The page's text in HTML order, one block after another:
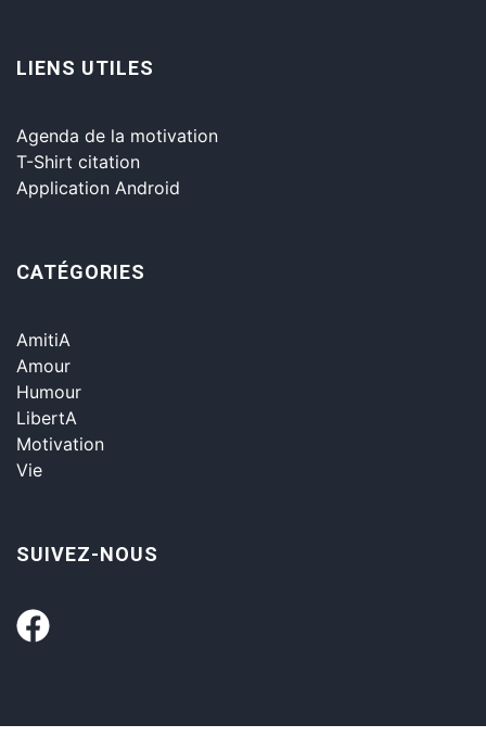
LIENS UTILES
Agenda de la motivation
T-Shirt citation
Application Android
CATÉGORIES
AmitiA
Amour
Humour
LibertA
Motivation
Vie
SUIVEZ-NOUS